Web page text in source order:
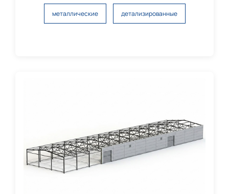
металлические детализированные